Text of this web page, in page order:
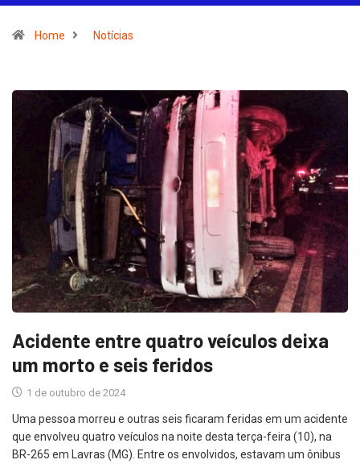
Home Notícias
Acidente entre quatro veículos deixa
um morto e seis feridos
1 de outubro de 2024
Uma pessoa morreu e outras seis ficaram feridas em um acidente
que envolveu quatro veículos na noite desta terça-feira (10), na
BR-265 em Lavras (MG). Entre os envolvidos, estavam um ônibus